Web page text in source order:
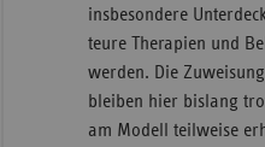
insbesondere
teure Therapien und
werden. Die
bleiben hier bislang
am Modell teilweise